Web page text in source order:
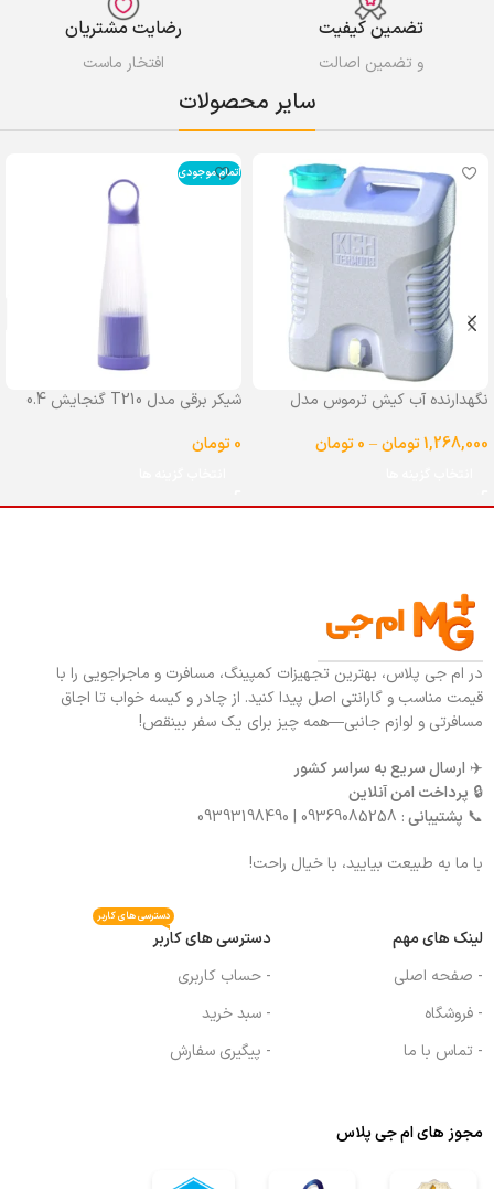
تضمین کیفیت
و تضمین اصالت
رضایت مشتریان
افتخار ماست
سایر محصولات
نگهدارنده آب کیش ترموس مدل
1,268,000تومان–
0تومان
اتمام موجودی
شیکر برقی مدل T210 گنجایش 0.4
0تومان
در ام جی پلاس، بهترین تجهیزات کمپینگ، مسافرت و ماجراجویی را با
قیمت مناسب و گارانتی اصل پیدا کنید. از چادر و کیسه خواب تا اجاق
مسافرتی و لوازم جانبی—همه چیز برای یک سفر بینقص!
✈️ ارسال سریع به سراسر کشور
🔒 پرداخت امن آنلاین
📞 پشتیبانی: 09369085258 | 09393198490
با ما به طبیعت بیایید، با خیال راحت!
لینک های مهم
- صفحه اصلی
- فروشگاه
- تماس با ما
دسترسی های کاربر
دسترسی های کاربر
- حساب کاربری
- سبد خرید
- پیگیری سفارش
مجوز های ام جی پلاس